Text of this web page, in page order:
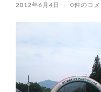
2012年6月4日 / 0件のコメ